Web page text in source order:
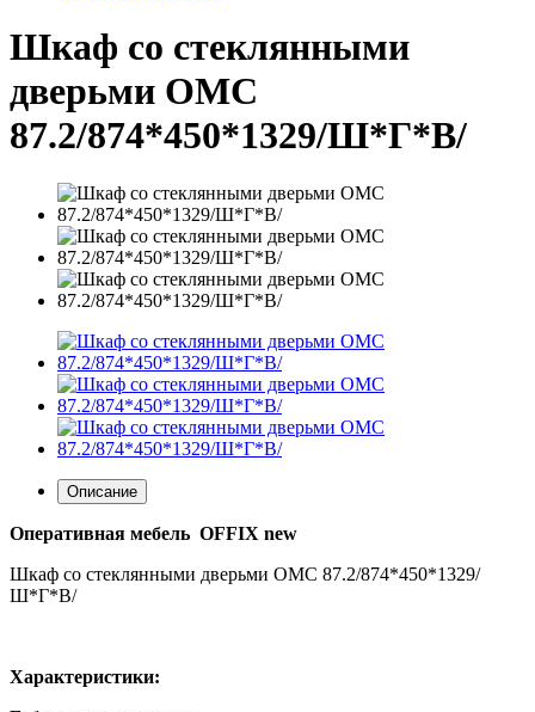
Шкаф со стеклянными
дверьми OMC
87.2/874*450*1329/Ш*Г*В/
Описание
Оперативная мебель OFFIX new
Шкаф со стеклянными дверьми OMC 87.2/874*450*1329/
Ш*Г*В/
Характеристики: